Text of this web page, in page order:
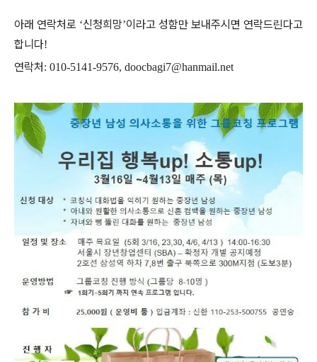
아래 연락처로 ‘신청희망’이라고 성함만 보내주시면 연락드린다고
합니다!
연락처: 010-5141-9576, doocbagi7@hanmail.net